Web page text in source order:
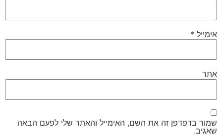
אימייל *
אתר
שמור בדפדפן זה את השם, האימייל והאתר שלי לפעם הבאה
שאגיב.